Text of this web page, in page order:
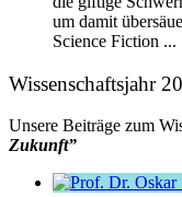
um damit
Science Fiction ...
Wissenschaftsjahr
Unsere Beiträge zum
Zukunft”